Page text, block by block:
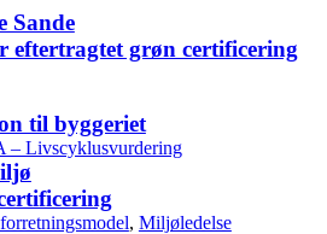
Sande
eftertragtet grøn certificering
til byggeriet
– Livscyklusvurdering
, Miljøledelse